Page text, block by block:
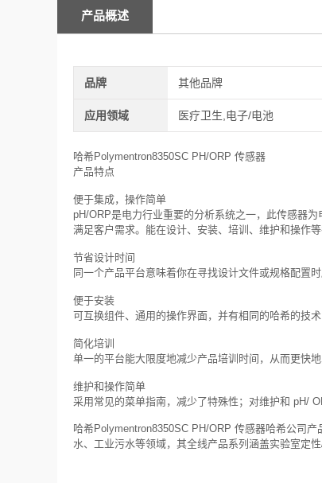
产品概述
品牌 其他品牌
应用领域 医疗卫生,电子/电池
哈希Polymentron8350SC PH/ORP 传感器
产品特点
便于集成，操作简单
pH/ORP是电力行业重要的分析系统之一，此传感器
满足客户需求。能在设计、安装、培训、维护和操作
节省设计时间
同一个产品平台意味着你在寻找设计文件或规格配置
便于安装
可互换组件、通用的操作界面，并有相同的哈希的技
简化培训
单一的平台能大限度地减少产品培训时间，从而更快地
维护和操作简单
采用常见的菜单指南，减少了特殊性；对维护和 pH/
哈希Polymentron8350SC PH/ORP 传感器哈希公司
水、工业污水等领域，其全线产品系列涵盖实验室定